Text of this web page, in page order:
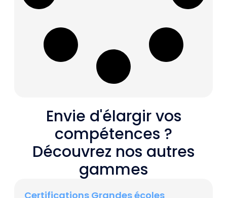
Envie d'élargir vos
compétences ?
Découvrez nos autres
gammes
Certifications Grandes écoles